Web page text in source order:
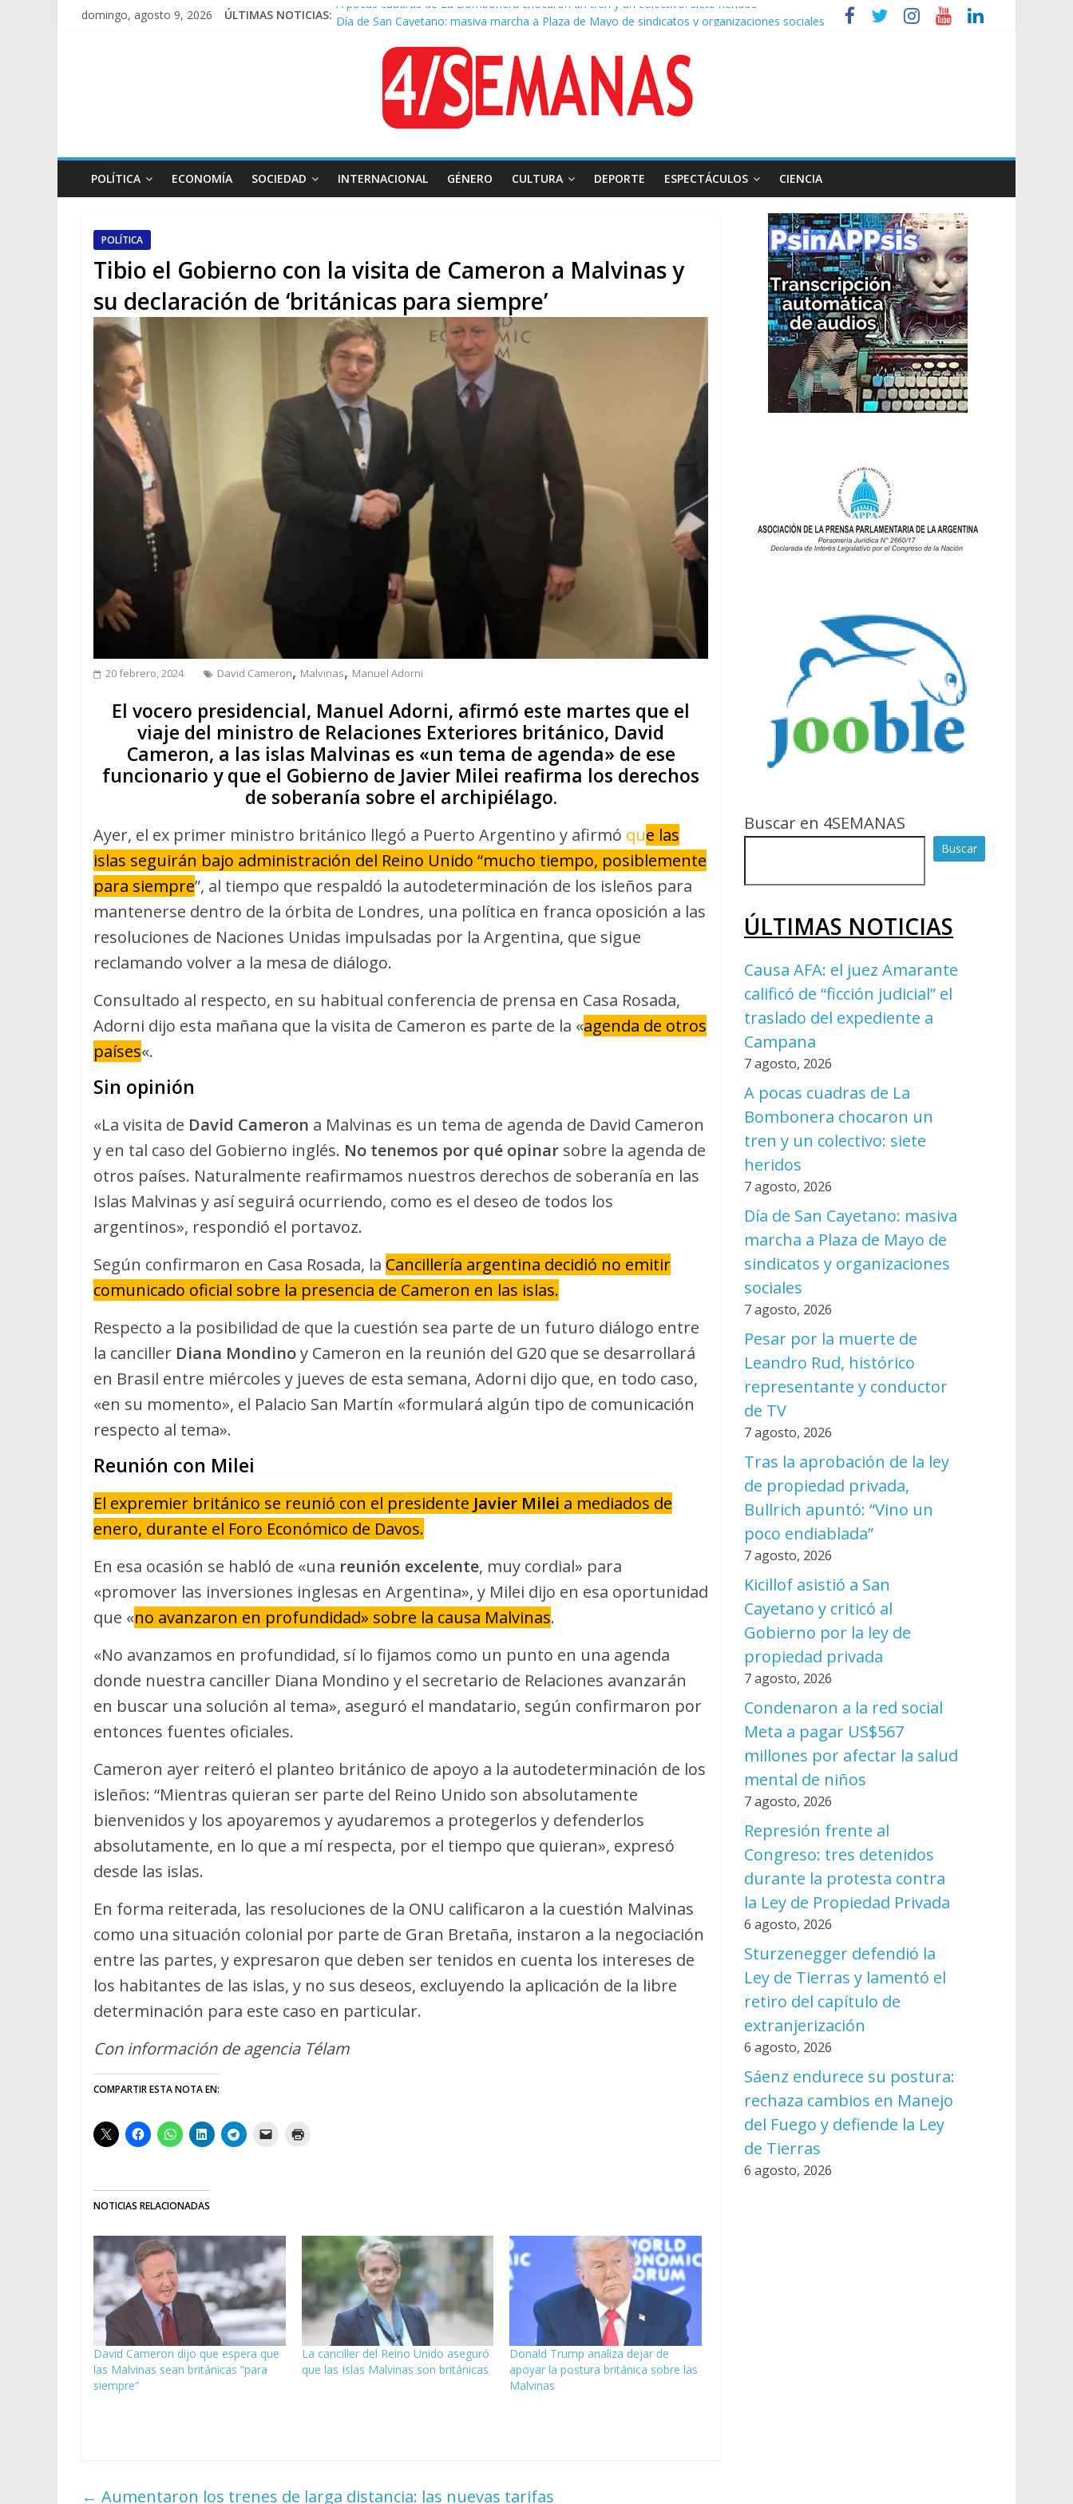
domingo, agosto 9, 2026 ÚLTIMAS NOTICIAS: Día de San Cayetano: masiva marcha a Plaza de Mayo de sindicatos y organizaciones sociales
Pesar por la muerte de Leandro Rud, histórico representante y conductor de TV
Tras la aprobación de la ley de propiedad privada, Bullrich apuntó: “Vino un poco endiablada”
Causa AFA: el juez Amarante calificó de “ficción judicial” el traslado del expediente a Campana
POLÍTICA ECONOMÍA SOCIEDAD INTERNACIONAL GÉNERO CULTURA DEPORTE ESPECTÁCULOS CIENCIA
POLÍTICA
Tibio el Gobierno con la visita de Cameron a Malvinas y
su declaración de ‘británicas para siempre’
20 febrero, 2024 David Cameron, Malvinas, Manuel Adorni
El vocero presidencial, Manuel Adorni, afirmó este martes que el
viaje del ministro de Relaciones Exteriores británico, David
Cameron, a las islas Malvinas es «un tema de agenda» de ese
funcionario y que el Gobierno de Javier Milei reafirma los derechos
de soberanía sobre el archipiélago.
Ayer, el ex primer ministro británico llegó a Puerto Argentino y afirmó que las
islas seguirán bajo administración del Reino Unido “mucho tiempo, posiblemente
para siempre”, al tiempo que respaldó la autodeterminación de los isleños para
mantenerse dentro de la órbita de Londres, una política en franca oposición a las
resoluciones de Naciones Unidas impulsadas por la Argentina, que sigue
reclamando volver a la mesa de diálogo.
Consultado al respecto, en su habitual conferencia de prensa en Casa Rosada,
Adorni dijo esta mañana que la visita de Cameron es parte de la «agenda de otros
países«.
Sin opinión
«La visita de David Cameron a Malvinas es un tema de agenda de David Cameron
y en tal caso del Gobierno inglés. No tenemos por qué opinar sobre la agenda de
otros países. Naturalmente reafirmamos nuestros derechos de soberanía en las
Islas Malvinas y así seguirá ocurriendo, como es el deseo de todos los
argentinos», respondió el portavoz.
Según confirmaron en Casa Rosada, la Cancillería argentina decidió no emitir
comunicado oficial sobre la presencia de Cameron en las islas.
Respecto a la posibilidad de que la cuestión sea parte de un futuro diálogo entre
la canciller Diana Mondinoy Cameron en la reunión del G20 que se desarrollará
en Brasil entre miércoles y jueves de esta semana, Adorni dijo que, en todo caso,
«en su momento», el Palacio San Martín «formulará algún tipo de comunicación
respecto al tema».
Reunión con Milei
El expremier británico se reunió con el presidente Javier Milei a mediados de
enero, durante el Foro Económico de Davos.
En esa ocasión se habló de «una reunión excelente, muy cordial» para
«promover las inversiones inglesas en Argentina», y Milei dijo en esa oportunidad
que «no avanzaron en profundidad» sobre la causa Malvinas.
«No avanzamos en profundidad, sí lo fijamos como un punto en una agenda
donde nuestra canciller Diana Mondino y el secretario de Relaciones avanzarán
en buscar una solución al tema», aseguró el mandatario, según confirmaron por
entonces fuentes oficiales.
Cameron ayer reiteró el planteo británico de apoyo a la autodeterminación de los
isleños: “Mientras quieran ser parte del Reino Unido son absolutamente
bienvenidos y los apoyaremos y ayudaremos a protegerlos y defenderlos
absolutamente, en lo que a mí respecta, por el tiempo que quieran», expresó
desde las islas.
En forma reiterada, las resoluciones de la ONU calificaron a la cuestión Malvinas
como una situación colonial por parte de Gran Bretaña, instaron a la negociación
entre las partes, y expresaron que deben ser tenidos en cuenta los intereses de
los habitantes de las islas, y no sus deseos, excluyendo la aplicación de la libre
determinación para este caso en particular.
Con información de agencia Télam
COMPARTIR ESTA NOTA EN:
NOTICIAS RELACIONADAS
David Cameron dijo que espera que
las Malvinas sean británicas “para
siempre”
La canciller del Reino Unido aseguró
que las Islas Malvinas son británicas
Donald Trump analiza dejar de
apoyar la postura británica sobre las
Malvinas
← Aumentaron los trenes de larga distancia: las nuevas tarifas
Buscar en 4SEMANAS
Buscar
ÚLTIMAS NOTICIAS
Causa AFA: el juez Amarante
calificó de “ficción judicial” el
traslado del expediente a
Campana
7 agosto, 2026
A pocas cuadras de La
Bombonera chocaron un
tren y un colectivo: siete
heridos
7 agosto, 2026
Día de San Cayetano: masiva
marcha a Plaza de Mayo de
sindicatos y organizaciones
sociales
7 agosto, 2026
Pesar por la muerte de
Leandro Rud, histórico
representante y conductor
de TV
7 agosto, 2026
Tras la aprobación de la ley
de propiedad privada,
Bullrich apuntó: “Vino un
poco endiablada”
7 agosto, 2026
Kicillof asistió a San
Cayetano y criticó al
Gobierno por la ley de
propiedad privada
7 agosto, 2026
Condenaron a la red social
Meta a pagar US$567
millones por afectar la salud
mental de niños
7 agosto, 2026
Represión frente al
Congreso: tres detenidos
durante la protesta contra
la Ley de Propiedad Privada
6 agosto, 2026
Sturzenegger defendió la
Ley de Tierras y lamentó el
retiro del capítulo de
extranjerización
6 agosto, 2026
Sáenz endurece su postura:
rechaza cambios en Manejo
del Fuego y defiende la Ley
de Tierras
6 agosto, 2026